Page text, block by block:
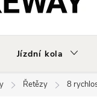
Jízdní kola
Řetězy 8